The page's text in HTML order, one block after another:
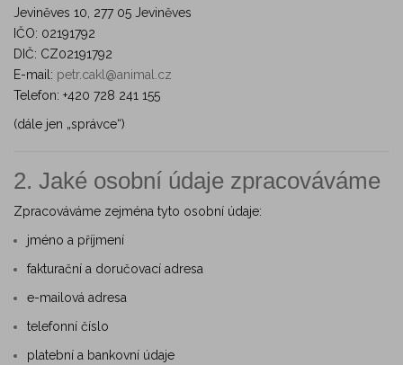
Jeviněves 10, 277 05 Jeviněves
IČO: 02191792
DIČ: CZ02191792
E-mail: petr.cakl@animal.cz
Telefon: +420 728 241 155
(dále jen „správce“)
2. Jaké osobní údaje zpracováváme
Zpracováváme zejména tyto osobní údaje:
jméno a příjmení
fakturační a doručovací adresa
e-mailová adresa
telefonní číslo
platební a bankovní údaje